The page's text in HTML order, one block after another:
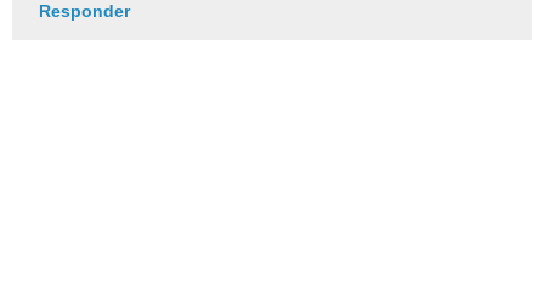
Responder